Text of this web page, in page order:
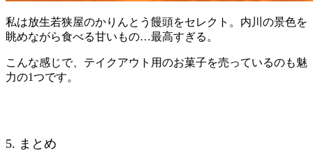
私は放生若狭屋のかりんとう饅頭をセレクト。内川の景色を
眺めながら食べる甘いもの…最高すぎる。
こんな感じで、テイクアウト用のお菓子を売っているのも魅
力の1つです。
5. まとめ